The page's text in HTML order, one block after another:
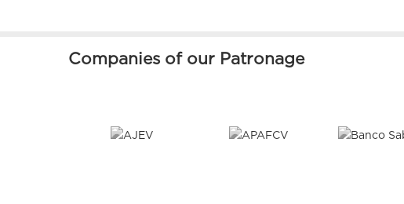
Companies of our Patronage